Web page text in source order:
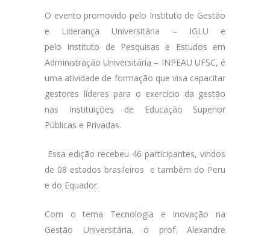
O evento promovido pelo Instituto de Gestão
e Liderança Universitária – IGLU e
pelo Instituto de Pesquisas e Estudos em
Administração Universitária – INPEAU UFSC, é
uma atividade de formação que visa capacitar
gestores líderes para o exercício da gestão
nas Instituições de Educação Superior
Públicas e Privadas.
Essa edição recebeu 46 participantes, vindos
de 08 estados brasileiros e também do Peru
e do Equador.
Com o tema Tecnologia e Inovação na
Gestão Universitária, o prof. Alexandre